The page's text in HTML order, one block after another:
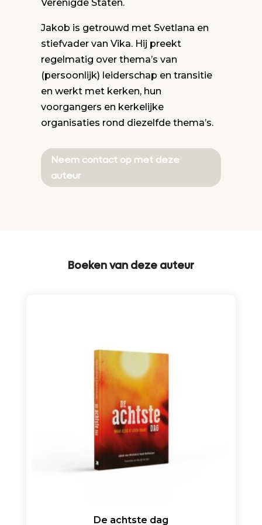
Verenigde Staten.
Jakob is getrouwd met Svetlana en
stiefvader van Vika. Hij preekt
regelmatig over thema’s van
(persoonlijk) leiderschap en transitie
en werkt met kerken, hun
voorgangers en kerkelijke
organisaties rond diezelfde thema’s.
Neem contact op met deze
auteur
Boeken van deze auteur
De achtste dag